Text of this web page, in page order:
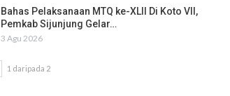
Bahas Pelaksanaan MTQ ke-XLII Di Koto VII,
Pemkab Sijunjung Gelar…
3 Agu 2026
1 daripada 2